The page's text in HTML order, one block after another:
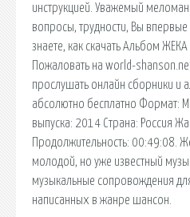
инструкцией. Уважемый
вопросы, трудности, Вы впервые
знаете, как скачать Альбом
Пожаловать на world-
прослушать онлайн сборники и
абсолютно бесплатно Формат:
выпуска: 2014 Страна: Россия
Продолжительность: 00:49:08.
молодой, но уже известный
музыкальные сопровождения
написанных в жанре шансон.